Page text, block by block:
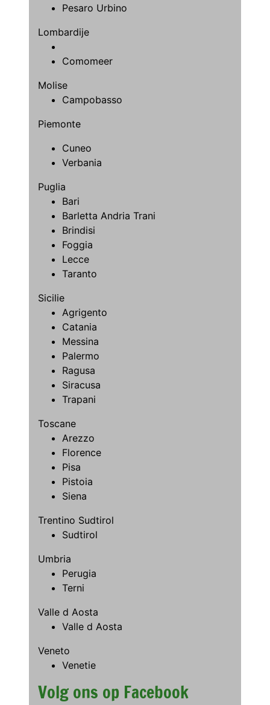
Pesaro Urbino
Lombardije
Comomeer
Molise
Campobasso
Piemonte
Cuneo
Verbania
Puglia
Bari
Barletta Andria Trani
Brindisi
Foggia
Lecce
Taranto
Sicilie
Agrigento
Catania
Messina
Palermo
Ragusa
Siracusa
Trapani
Toscane
Arezzo
Florence
Pisa
Pistoia
Siena
Trentino Sudtirol
Sudtirol
Umbria
Perugia
Terni
Valle d Aosta
Valle d Aosta
Veneto
Venetie
Volg ons op Facebook